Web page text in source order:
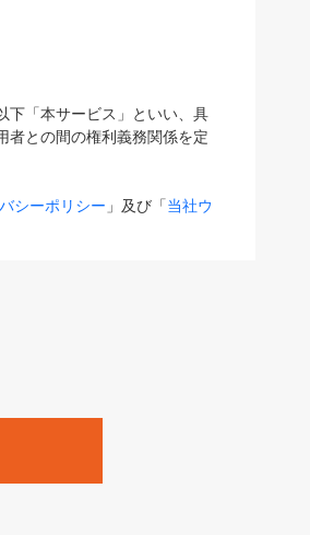
下「本サービス」といい、具
者との間の権利義務関係を定
シーポリシー 」及び「当社ウ
合、変更後のサービスを含
います。
「Biz/Zine」「HRzine」